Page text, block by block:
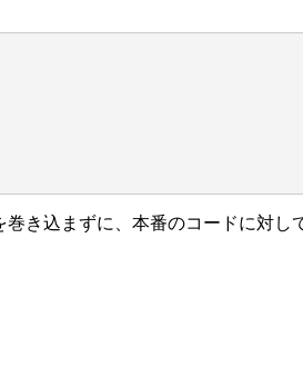
き込まずに、本番のコードに対し